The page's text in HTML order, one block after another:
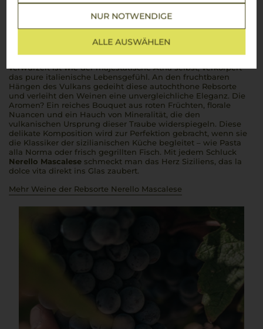
NUR NOTWENDIGE
ALLE AUSWÄHLEN
Nerello Mascalese
Mineralisch, fruchtig und elegant – der Geschmack Siziliens
Nerello Mascalese, eine Rebsorte, die so tief mitSizilien
verwurzelt ist wie der majestätische Ätna selbst, verkörpert
das pure italienische Lebensgefühl. An den fruchtbaren
Hängen des Vulkans gedeiht diese autochthone Rebsorte
und verleiht den Weinen eine unvergleichliche Eleganz. Die
Aromen? Ein reiches Bouquet aus roten Früchten, florale
Nuancen und ein Hauch von Mineralität, die den
vulkanischen Ursprung dieser Traube widerspiegeln. Diese
delikate Komposition wird zur Perfektion gebracht, wenn sie
die Klassiker der sizilianischen Küche begleitet – wie Pasta
alla Norma oder frisch gegrillten Fisch. Mit jedem Schluck
Nerello Mascalese schmeckt man das Herz Siziliens, das la
dolce vita direkt ins Glas zaubert.
Mehr Weine der Rebsorte Nerello Mascalese